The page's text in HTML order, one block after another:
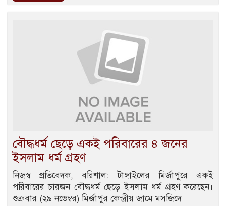
বৌদ্ধধর্ম ছেড়ে একই পরিবারের ৪ জনের
ইসলাম ধর্ম গ্রহণ
নিজস্ব প্রতিবেদক, বরিশাল: টাঙ্গাইলের মির্জাপুরে একই
পরিবারের চারজন বৌদ্ধধর্ম ছেড়ে ইসলাম ধর্ম গ্রহণ করেছেন।
শুক্রবার (২৯ নভেম্বর) মির্জাপুর কেন্দ্রীয় জামে মসজিদে